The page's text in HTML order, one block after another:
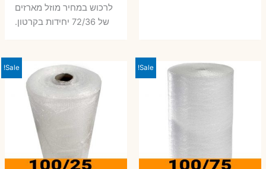
לרכוש במחיר מוזל מארזים
של 72/36 יחידות בקרטון.
Sale!
Sale!